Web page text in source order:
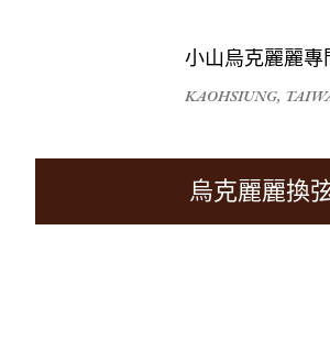
小山烏克麗麗專
KAOHSIUNG,
烏克麗麗換